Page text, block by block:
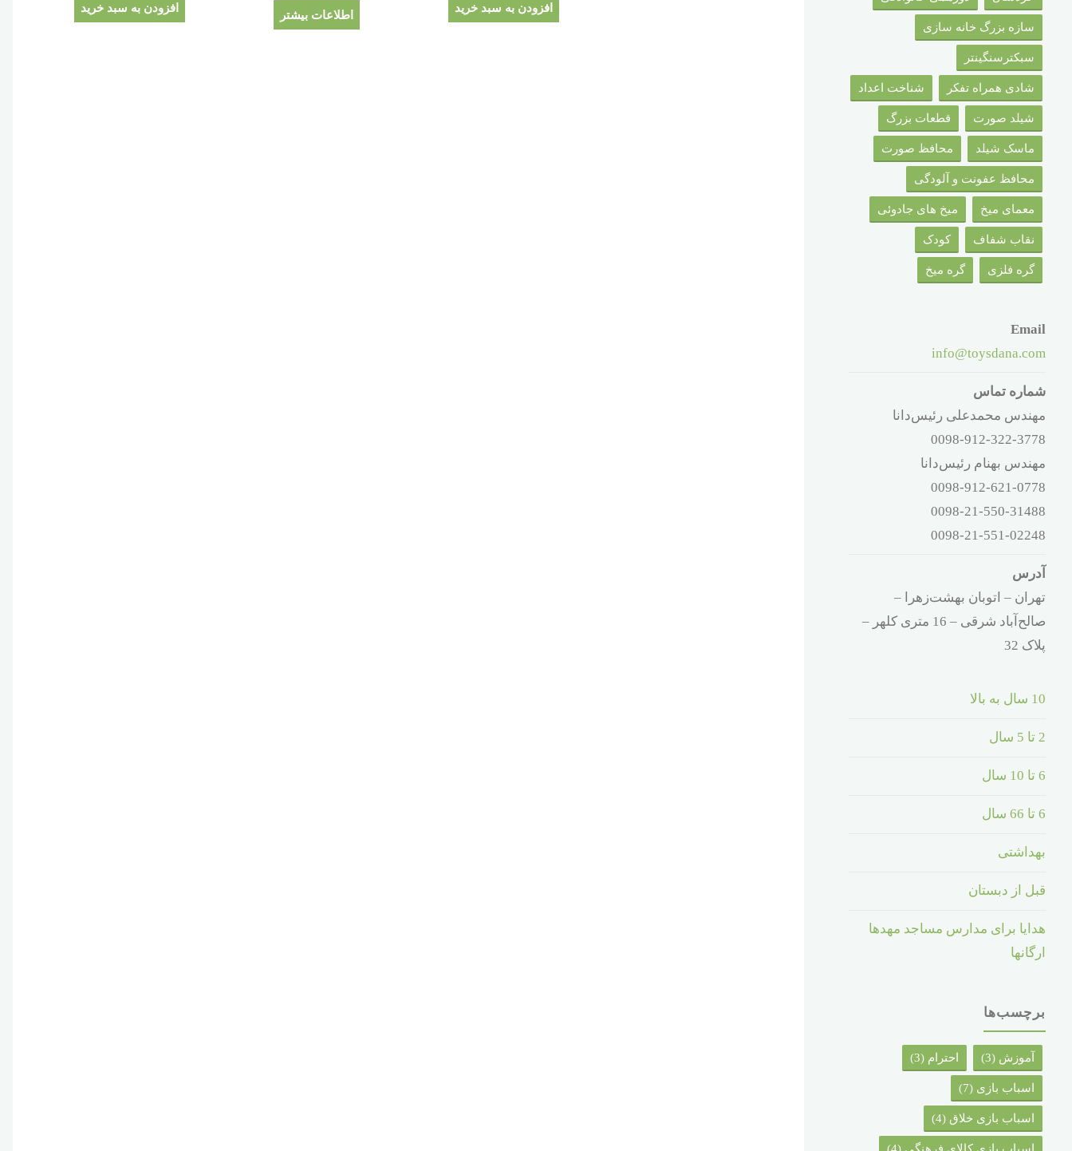
افزودن به سبد خرید
اطلاعات بیشتر
افزودن به سبد خرید
سازه بزرگ خانه سازی
سبکترسنگینتر
شادی همراه تفکر شناخت اعداد
شیلد صورت قطعات بزرگ
ماسک شیلد محافظ صورت
محافظ عفونت و آلودگی
معمای میخ میخ های جادوئی
نقاب شفاف کودک
گره فلزی گره میخ
Email
info@toysdana.com
شماره تماس
مهندس محمدعلی رئیس‌دانا
0098-912-322-3778
مهندس بهنام رئیس‌دانا
0098-912-621-0778
0098-21-550-31488
0098-21-551-02248
آدرس
تهران – اتوبان بهشت‌زهرا –
صالح‌آباد شرقی – 16 متری کلهر –
پلاک 32
10 سال به بالا
2 تا 5 سال
6 تا 10 سال
6 تا 66 سال
بهداشتی
قبل از دبستان
هدایا برای مدارس مساجد مهدها
ارگانها
برچسب‌ها
آموزش (3) احترام (3)
اسباب بازی (7)
اسباب بازی خلاق (4)